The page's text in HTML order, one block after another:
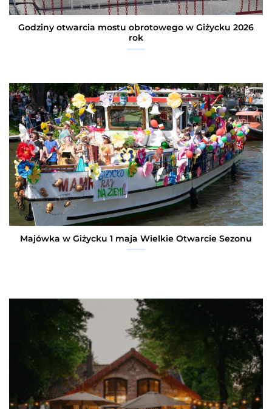
Godziny otwarcia mostu obrotowego w Giżycku 2026
rok
Majówka w Giżycku 1 maja Wielkie Otwarcie Sezonu